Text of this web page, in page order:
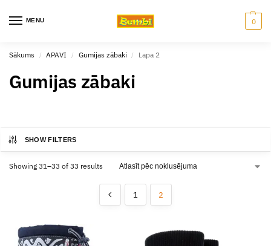
MENU 0
Sākums / APAVI / Gumijas zābaki / Lapa 2
Gumijas zābaki
SHOW FILTERS
Showing 31–33 of 33 results
1 2